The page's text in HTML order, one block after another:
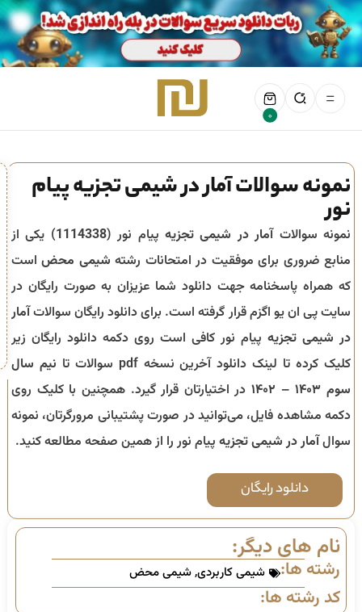
0
نمونه سوالات آمار در شیمی تجزیه پیام
نور
نمونه سوالاتآمار در شیمی تجزیهپیام نور (1114338) یکی از
منابع ضروری برای موفقیت در امتحانات رشته شیمی محضاست
که همراه پاسخنامه جهت دانلود شما عزیزان به صورت رایگان در
سایت پی ان یو اگزم قرار گرفته است. برای دانلود رایگان سوالاتآمار
در شیمی تجزیه پیام نور کافی است روی دکمه دانلود رایگان زیر
کلیک کرده تا لینک دانلود آخرین نسخه pdf سوالات تا
نیم سال
سوم ۱۴۰۳ – ۱۴۰۲
در اختیارتان قرار گیرد. همچنین با کلیک روی
دکمه مشاهده فایل، می‌توانید در صورت پشتیبانی مرورگرتان، نمونه
سوالآمار در شیمی تجزیه پیام نور را از همین صفحه مطالعه کنید.
دانلود رایگان
نام های دیگر:
رشته ها: شیمی کاربردی,شیمی محض
کد رشته ها: